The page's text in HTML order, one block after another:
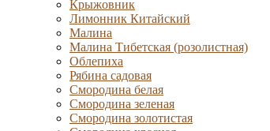
Крыжовник
Лимонник Китайский
Малина
Малина Тибетская (розолистная)
Облепиха
Рябина садовая
Смородина белая
Смородина зеленая
Смородина золотистая